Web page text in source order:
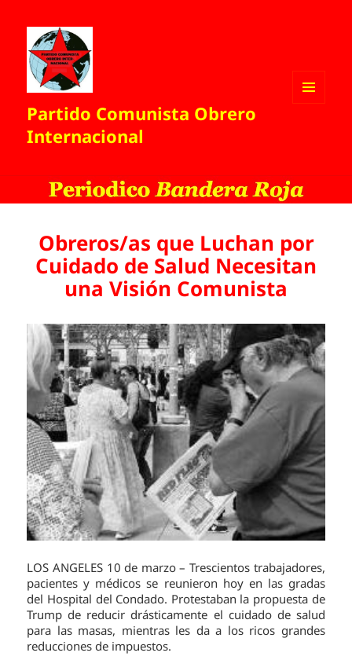
Partido Comunista Obrero
Internacional
Obreros/as que Luchan por
Cuidado de Salud Necesitan
una Visión Comunista
LOS ANGELES 10 de marzo – Trescientos trabajadores,
pacientes y médicos se reunieron hoy en las gradas
del Hospital del Condado. Protestaban la propuesta de
Trump de reducir drásticamente el cuidado de salud
para las masas, mientras les da a los ricos grandes
reducciones de impuestos.